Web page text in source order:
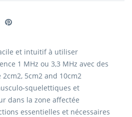
et intuitif à utiliser
1 MHz ou 3,3 MHz avec des
5cm2 and 10cm2
squelettiques et
dans la zone affectée
essentielles et nécessaires